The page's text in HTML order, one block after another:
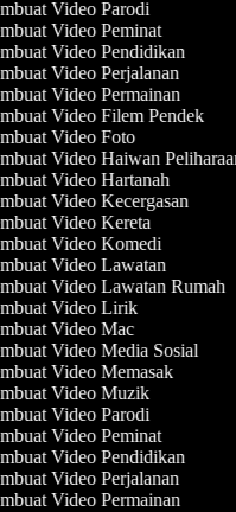
Video Parodi
Video Peminat
Video Pendidikan
Video Perjalanan
Video Permainan
Video Filem Pendek
Video Foto
Video Haiwan
Video Hartanah
Video Kecergasan
Video Kereta
Video Komedi
Video Lawatan
Video Lawatan Rumah
Video Lirik
Video Mac
Video Media Sosial
Video Memasak
Video Muzik
Video Parodi
Video Peminat
Video Pendidikan
Video Perjalanan
Video Permainan